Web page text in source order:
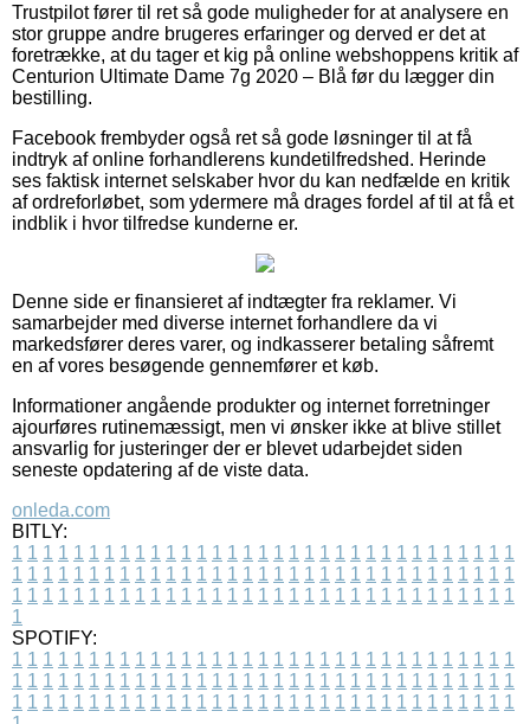
Trustpilot fører til ret så gode muligheder for at analysere en
stor gruppe andre brugeres erfaringer og derved er det at
foretrække, at du tager et kig på online webshoppens kritik af
Centurion Ultimate Dame 7g 2020 – Blå før du lægger din
bestilling.
Facebook frembyder også ret så gode løsninger til at få
indtryk af online forhandlerens kundetilfredshed. Herinde
ses faktisk internet selskaber hvor du kan nedfælde en kritik
af ordreforløbet, som ydermere må drages fordel af til at få et
indblik i hvor tilfredse kunderne er.
Denne side er finansieret af indtægter fra reklamer. Vi
samarbejder med diverse internet forhandlere da vi
markedsfører deres varer, og indkasserer betaling såfremt
en af vores besøgende gennemfører et køb.
Informationer angående produkter og internet forretninger
ajourføres rutinemæssigt, men vi ønsker ikke at blive stillet
ansvarlig for justeringer der er blevet udarbejdet siden
seneste opdatering af de viste data.
onleda.com
BITLY:
1 1 1 1 1 1 1 1 1 1 1 1 1 1 1 1 1 1 1 1 1 1 1 1 1 1 1 1 1 1 1 1 1
1 1 1 1 1 1 1 1 1 1 1 1 1 1 1 1 1 1 1 1 1 1 1 1 1 1 1 1 1 1 1 1 1
1 1 1 1 1 1 1 1 1 1 1 1 1 1 1 1 1 1 1 1 1 1 1 1 1 1 1 1 1 1 1 1 1
1
SPOTIFY:
1 1 1 1 1 1 1 1 1 1 1 1 1 1 1 1 1 1 1 1 1 1 1 1 1 1 1 1 1 1 1 1 1
1 1 1 1 1 1 1 1 1 1 1 1 1 1 1 1 1 1 1 1 1 1 1 1 1 1 1 1 1 1 1 1 1
1 1 1 1 1 1 1 1 1 1 1 1 1 1 1 1 1 1 1 1 1 1 1 1 1 1 1 1 1 1 1 1 1